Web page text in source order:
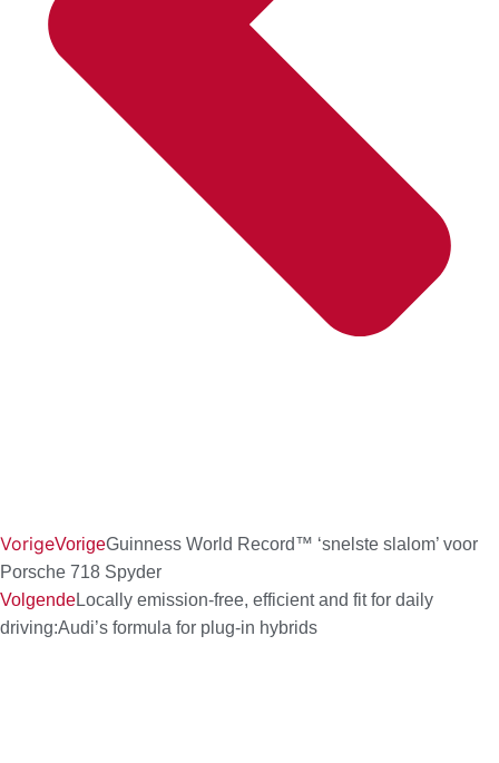
VorigeVorigeGuinness World Record™ ‘snelste slalom’ voor
Porsche 718 Spyder
VolgendeLocally emission-free, efficient and fit for daily
driving:Audi’s formula for plug-in hybrids